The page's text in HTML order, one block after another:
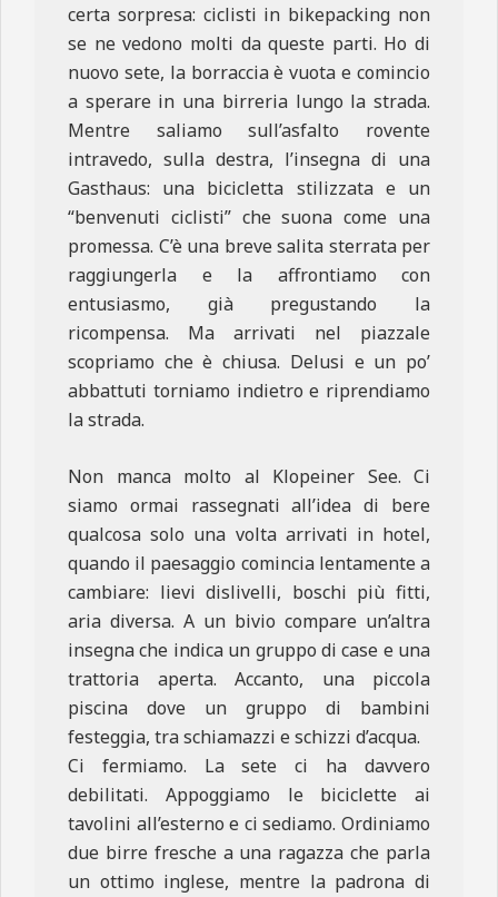
certa sorpresa: ciclisti in bikepacking non
se ne vedono molti da queste parti. Ho di
nuovo sete, la borraccia è vuota e comincio
a sperare in una birreria lungo la strada.
Mentre saliamo sull’asfalto rovente
intravedo, sulla destra, l’insegna di una
Gasthaus: una bicicletta stilizzata e un
“benvenuti ciclisti” che suona come una
promessa. C’è una breve salita sterrata per
raggiungerla e la affrontiamo con
entusiasmo, già pregustando la
ricompensa. Ma arrivati nel piazzale
scopriamo che è chiusa. Delusi e un po’
abbattuti torniamo indietro e riprendiamo
la strada.
Non manca molto al Klopeiner See. Ci
siamo ormai rassegnati all’idea di bere
qualcosa solo una volta arrivati in hotel,
quando il paesaggio comincia lentamente a
cambiare: lievi dislivelli, boschi più fitti,
aria diversa. A un bivio compare un’altra
insegna che indica un gruppo di case e una
trattoria aperta. Accanto, una piccola
piscina dove un gruppo di bambini
festeggia, tra schiamazzi e schizzi d’acqua.
Ci fermiamo. La sete ci ha davvero
debilitati. Appoggiamo le biciclette ai
tavolini all’esterno e ci sediamo. Ordiniamo
due birre fresche a una ragazza che parla
un ottimo inglese, mentre la padrona di